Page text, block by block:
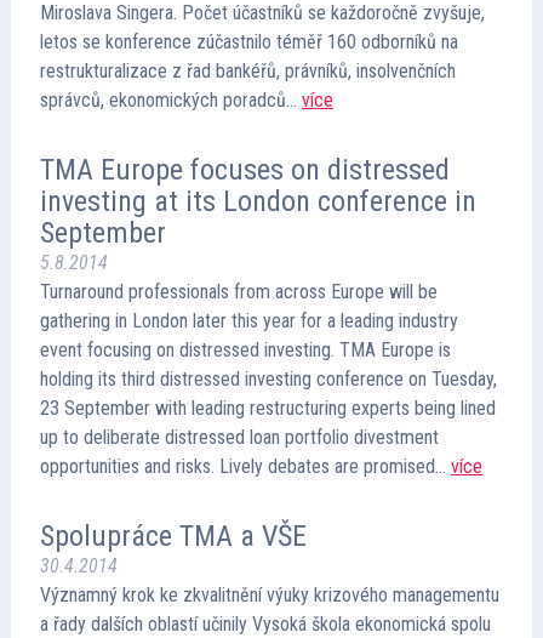
Miroslava Singera. Počet účastníků se každoročně zvyšuje,
letos se konference zúčastnilo téměř 160 odborníků na
restrukturalizace z řad bankéřů, právníků, insolvenčních
správců, ekonomických poradců… více
TMA Europe focuses on distressed
investing at its London conference in
September
5.8.2014
Turnaround professionals from across Europe will be
gathering in London later this year for a leading industry
event focusing on distressed investing. TMA Europe is
holding its third distressed investing conference on Tuesday,
23 September with leading restructuring experts being lined
up to deliberate distressed loan portfolio divestment
opportunities and risks. Lively debates are promised… více
Spolupráce TMA a VŠE
30.4.2014
Významný krok ke zkvalitnění výuky krizového managementu
a řady dalších oblastí učinily Vysoká škola ekonomická spolu